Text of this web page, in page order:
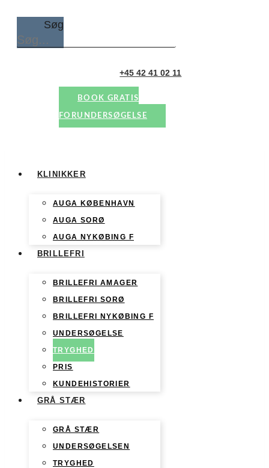
Søg
+45 42 41 02 11
BOOK GRATIS
FORUNDERSØGELSE
KLINIKKER
AUGA KØBENHAVN
AUGA SORØ
AUGA NYKØBING F
BRILLEFRI
BRILLEFRI AMAGER
BRILLEFRI SORØ
BRILLEFRI NYKØBING F
UNDERSØGELSE
TRYGHED
PRIS
KUNDEHISTORIER
GRÅ STÆR
GRÅ STÆR
UNDERSØGELSEN
TRYGHED